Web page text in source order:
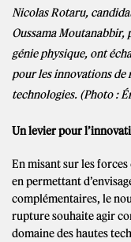
Nicolas Rotaru,
Oussama
génie physique, ont
pour les innovations de
technologies. (Photo :
Un levier pour
En misant sur les
en permettant
complémentaires, le
rupture souhaite agir
domaine des hautes